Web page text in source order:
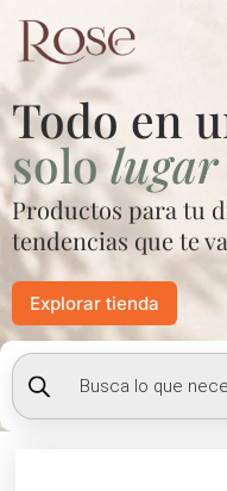
contenido
Todo en
sololugar
Productos para tu
tendencias que te
Explorar tienda
Búsqueda
de
productos